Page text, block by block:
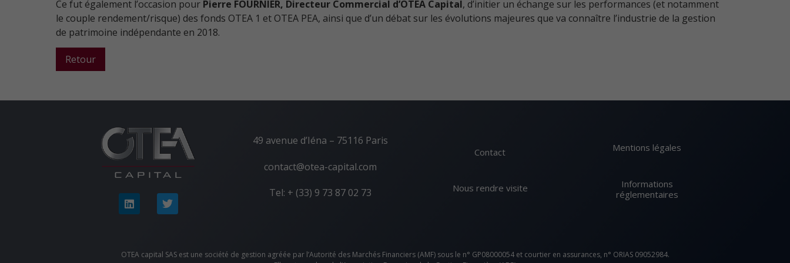
Ce fut également l’occasion pour Pierre FOURNIER, Directeur Commercial d’OTEA Capital, d’initier un échange sur les performances (et notamment
le couple rendement/risque) des fonds OTEA 1 et OTEA PEA, ainsi que d’un débat sur les évolutions majeures que va connaître l’industrie de la gestion
de patrimoine indépendante en 2018.
Retour
49 avenue d’Iéna – 75116 Paris
contact@otea-capital.com
Tel: + (33) 9 73 87 02 73
Contact
Nous rendre visite
Mentions légales
Informations
réglementaires
OTEA capital SAS est une société de gestion agréée par l’Autorité des Marchés Financiers (AMF) sous le n° GP08000054 et courtier en assurances, n° ORIAS 09052984.